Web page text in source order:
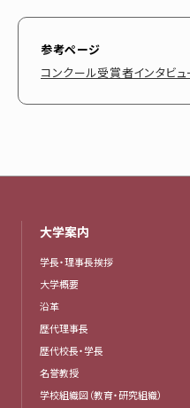
参考ページ
コンクール受賞者インタビ
大学案内
学長・理事長挨拶
大学概要
沿革
歴代理事長
歴代校長・学長
名誉教授
学校組織図（教育・研究組織）